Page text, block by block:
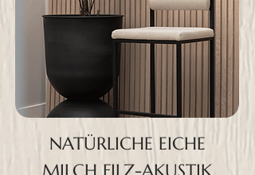
NATÜRLICHE EICHE
MILCH FILZ-AKUSTIK